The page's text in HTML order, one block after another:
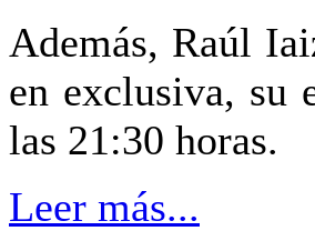
Además, Raúl
en exclusiva, su
las 21:30 horas.
Leer más...